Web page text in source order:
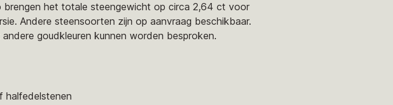
het totale steengewicht op circa 2,64 ct voor
Andere steensoorten zijn op aanvraag beschikbaar.
goudkleuren kunnen worden besproken.
halfedelstenen